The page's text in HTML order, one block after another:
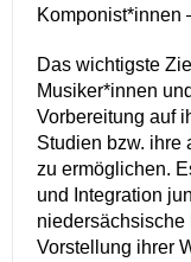
Komponist*innen
Das wichtigste
Musiker*innen
Vorbereitung auf
Studien bzw. ihre
zu ermöglichen.
und Integration
niedersächsische
Vorstellung ihrer